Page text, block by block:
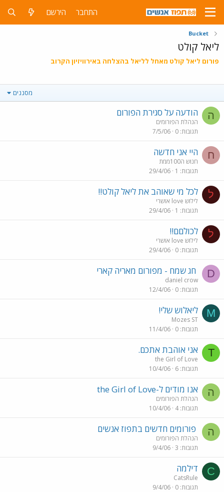
התחבר הירשם
Bucket
ליאל קולט
פורום ליאל קולט מאחל לליאל בהצלחה באירוויזיון הקרוב
מסננים
ה הודעה על סגירת הפורום
הנהלת הפורומים
תגובות 0
7/5/06
ח היי אני חדשה
חנוש ה100ממת
תגובות 1
29/4/06
ל לכל מי שאוהב את ליאל קולט!!
לילוש love אושרי
תגובות 1
29/4/06
ל לכולםם!!
לילוש love אושרי
תגובות 0
29/4/06
D חג שמח - מפורום מאריה קארי
daniel crow
תגובות 0
12/4/06
M ליאלוש שלי!
Mozes ST
תגובות 0
11/4/06
T אני אוהבת אתכם.
the Girl of Love
תגובות 6
10/4/06
ה אנו מודים ל-the Girl of Love
הנהלת הפורומים
תגובות 4
10/4/06
ה פורומים חדשים בתפוז אנשים
הנהלת הפורומים
תגובות 3
9/4/06
C דילמה
CatsRule
תגובות 0
9/4/06